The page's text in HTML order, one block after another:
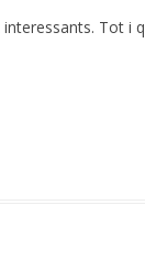
Tot i